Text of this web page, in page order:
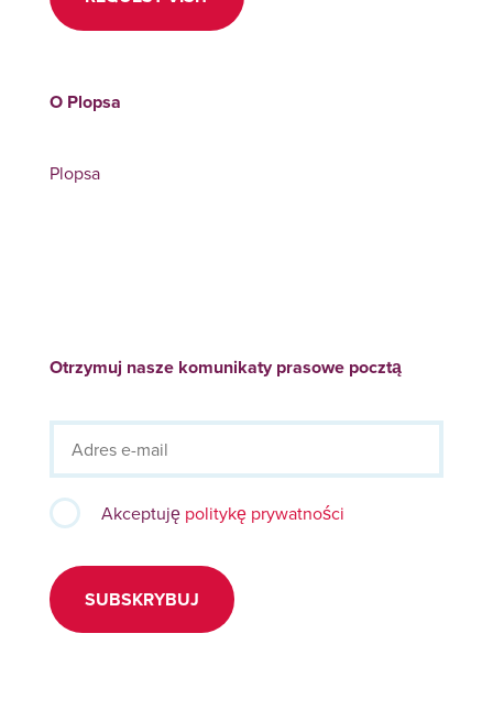
O Plopsa
Plopsa
Otrzymuj nasze komunikaty prasowe pocztą
Akceptuję politykę prywatności
SUBSKRYBUJ